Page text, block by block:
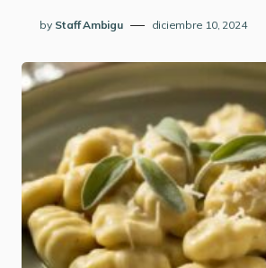
by Staff Ambigu diciembre 10, 2024